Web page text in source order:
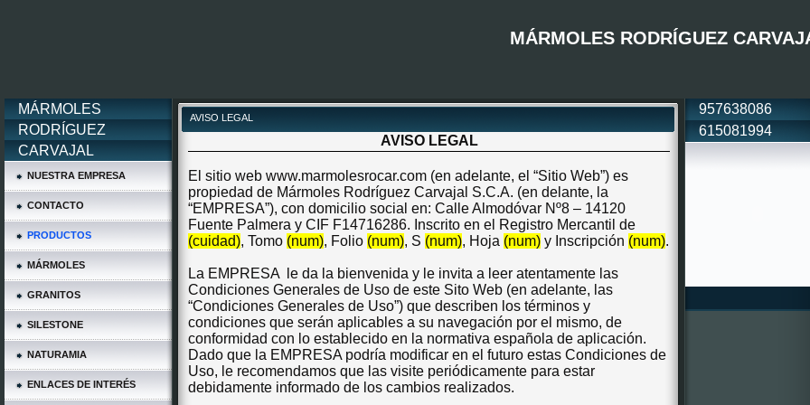
MÁRMOLES RODRÍGUEZ
MÁRMOLES
RODRÍGUEZ
CARVAJAL
NUESTRA EMPRESA
CONTACTO
PRODUCTOS
MÁRMOLES
GRANITOS
SILESTONE
NATURAMIA
ENLACES DE INTERÉS
AVISO LEGAL
AVISO LEGAL
El sitio web www.marmolesrocar.com (en adelante, el “Sitio Web”) es
propiedad de Mármoles Rodríguez Carvajal S.C.A. (en delante, la
“EMPRESA”), con domicilio social en: Calle Almodóvar Nº8 – 14120
Fuente Palmera y CIF F14716286. Inscrito en el Registro Mercantil de
(cuidad), Tomo (num), Folio (num), S (num), Hoja (num) y Inscripción (num).
La EMPRESA
le da la bienvenida y le invita a leer atentamente las
Condiciones Generales de Uso de este Sito Web (en adelante, las
“Condiciones Generales de Uso”) que describen los términos y
condiciones que serán aplicables a su navegación por el mismo, de
conformidad con lo establecido en la normativa española de aplicación.
Dado que la EMPRESA podría modificar en el futuro estas Condiciones de
Uso, le recomendamos que las visite periódicamente para estar
debidamente informado de los cambios realizados.
957638086
615081994